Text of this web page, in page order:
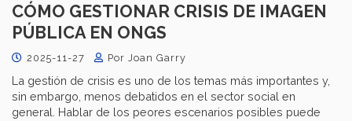
CÓMO GESTIONAR CRISIS DE IMAGEN
PÚBLICA EN ONGS
2025-11-27 Por Joan Garry
La gestión de crisis es uno de los temas más importantes y,
sin embargo, menos debatidos en el sector social en
general. Hablar de los peores escenarios posibles puede